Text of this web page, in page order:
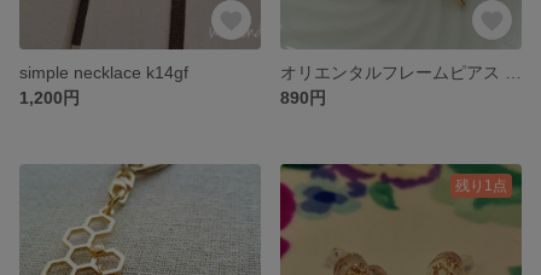
simple necklace k14gf
1,200円
890円
残り1点